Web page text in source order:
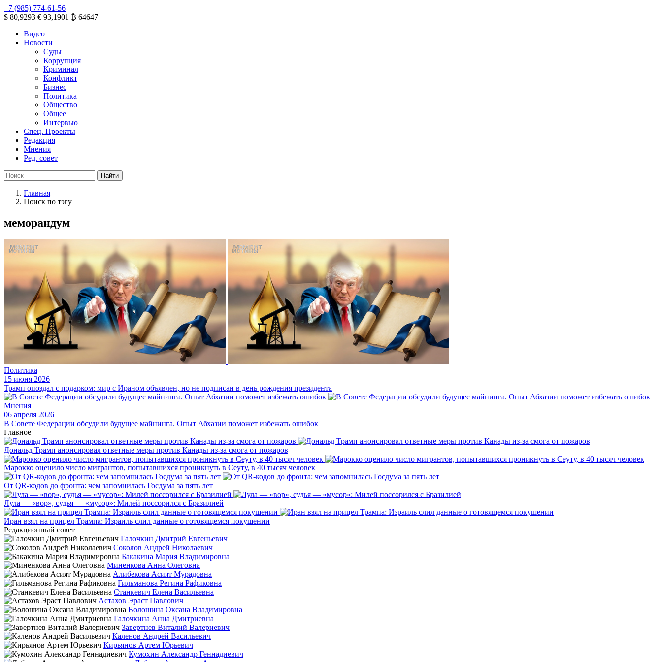
+7 (985) 774-61-56
$ 80,9293 € 93,1901 ₿ 64647
Видео
Новости
Суды
Коррупция
Криминал
Конфликт
Бизнес
Политика
Общество
Общее
Интервью
Спец. Проекты
Редакция
Мнения
Ред. совет
Главная
Поиск по тэгу
меморандум
Политика
15 июня 2026
Трамп опоздал с подарком: мир с Ираном объявлен, но не подписан в день рождения президента
Мнения
06 апреля 2026
В Совете Федерации обсудили будущее майнинга. Опыт Абхазии поможет избежать ошибок
Главное
Дональд Трамп анонсировал ответные меры против Канады из-за смога от пожаров
Марокко оценило число мигрантов, попытавшихся проникнуть в Сеуту, в 40 тысяч человек
От QR-кодов до фронта: чем запомнилась Госдума за пять лет
Лула — «вор», судья — «мусор»: Милей поссорился с Бразилией
Иран взял на прицел Трампа: Израиль слил данные о готовящемся покушении
Редакционный совет
Галочкин Дмитрий Евгеньевич
Соколов Андрей Николаевич
Бакакина Мария Владимировна
Миненкова Анна Олеговна
Алибекова Асият Мурадовна
Гильманова Регина Рафиковна
Станкевич Елена Васильевна
Астахов Эраст Павлович
Волошина Оксана Владимировна
Галочкина Анна Дмитриевна
Завертнев Виталий Валериевич
Каленов Андрей Васильевич
Кирьянов Артем Юрьевич
Кумохин Александр Геннадиевич